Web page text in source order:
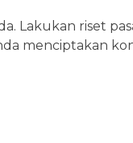
Lakukan riset
menciptakan